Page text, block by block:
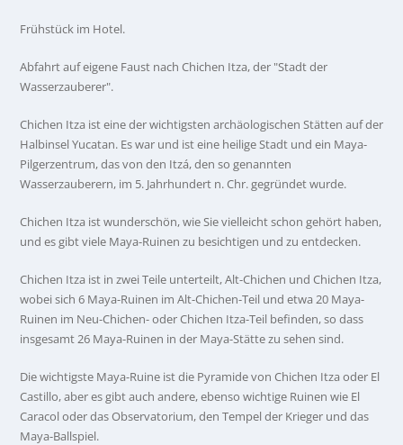
Frühstück im Hotel.
Abfahrt auf eigene Faust nach Chichen Itza, der "Stadt der
Wasserzauberer".
Chichen Itza ist eine der wichtigsten archäologischen Stätten auf der
Halbinsel Yucatan. Es war und ist eine heilige Stadt und ein Maya-
Pilgerzentrum, das von den Itzá, den so genannten
Wasserzauberern, im 5. Jahrhundert n. Chr. gegründet wurde.
Chichen Itza ist wunderschön, wie Sie vielleicht schon gehört haben,
und es gibt viele Maya-Ruinen zu besichtigen und zu entdecken.
Chichen Itza ist in zwei Teile unterteilt, Alt-Chichen und Chichen Itza,
wobei sich 6 Maya-Ruinen im Alt-Chichen-Teil und etwa 20 Maya-
Ruinen im Neu-Chichen- oder Chichen Itza-Teil befinden, so dass
insgesamt 26 Maya-Ruinen in der Maya-Stätte zu sehen sind.
Die wichtigste Maya-Ruine ist die Pyramide von Chichen Itza oder El
Castillo, aber es gibt auch andere, ebenso wichtige Ruinen wie El
Caracol oder das Observatorium, den Tempel der Krieger und das
Maya-Ballspiel.